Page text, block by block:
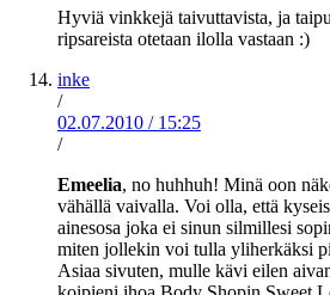
Hyviä vinkkejä taivuttavista, ja
ripsareista otetaan ilolla vastaan :)
inke
/
02.07.2010 / 15:25
/
Emeelia, no huhhuh! Minä oon
vähällä vaivalla. Voi olla, että
ainesosa joka ei sinun silmillesi
miten jollekin voi tulla yliherkäksi
Asiaa sivuten, mulle kävi eilen